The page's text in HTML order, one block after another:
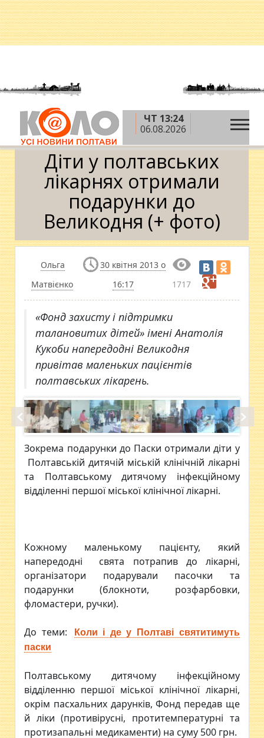
ЧТ 13:24
06.08.2026
Головна » Новини »
Діти у полтавських лікарнях
отримали подарунки до Великодня (+ фото)
Діти у полтавських
лікарнях отримали
подарунки до
Великодня (+ фото)
Ольга
Матвієнко
30 квітня 2013 о
16:17
1717
«Фонд захисту і підтримки
талановитих дітей» імені Анатолія
Кукоби напередодні Великодня
привітав маленьких пацієнтів
полтавських лікарень.
Зокрема подарунки до Паски отримали діти у
Полтавській дитячій міській клiнiчній лікарні
та Полтавському дитячому інфекційному
відділенні першої міської клінічної лікарні.
Кожному маленькому пацієнту, який
напередодні свята потрапив до лікарні,
організатори подарували пасочки та
подарунки (блокноти, розфарбовки,
фломастери, ручки).
До теми:
Коли і де у Полтаві святитимуть
паски
Полтавському дитячому інфекційному
відділенню першої міської клінічної лікарні,
окрім пасхальних дарунків, Фонд передав ще
й ліки (противірусні, протитемпературні та
протизапальні медикаменти) на суму 500 грн.